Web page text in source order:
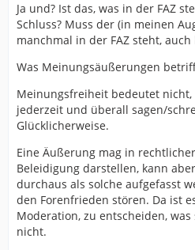
Ja und? Ist das, was in der FAZ
Schluss? Muss der (in meinen
manchmal in der FAZ steht,
Was Meinungsäußerungen
Meinungsfreiheit bedeutet
jederzeit und überall sagen/
Glücklicherweise.
Eine Äußerung mag in
Beleidigung darstellen, kann
durchaus als solche aufgefasst
den Forenfrieden stören. Da ist
Moderation, zu entscheiden,
nicht.